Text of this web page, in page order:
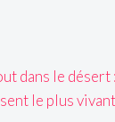
dans le désert
le plus